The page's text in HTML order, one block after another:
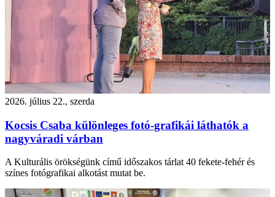
2026. július 22., szerda
Kocsis Csaba különleges fotó-grafikái láthatók a
nagyváradi várban
A Kulturális örökségünk című időszakos tárlat 40 fekete-fehér és
színes fotógrafikai alkotást mutat be.